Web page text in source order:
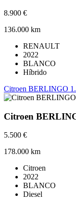
8.900 €
136.000 km
RENAULT
2022
BLANCO
Híbrido
Citroen BERLINGO
Citroen
5.500 €
178.000 km
Citroen
2022
BLANCO
Diesel